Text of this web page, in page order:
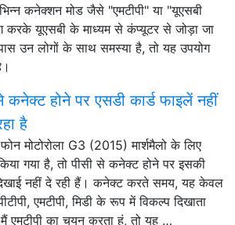
कनेक्शन मोड जैसे "एमटीपी" या "यूएसबी
करके यूएसबी के माध्यम से कंप्यूटर से जोड़ा जा
उन लोगों के साथ समस्या है, तो यह उपयोग
कनेक्ट होने पर एसडी कार्ड फाइलें नहीं
है
मोटोरोला G3 (2015) मार्शमैलो के लिए
गया है, तो पीसी से कनेक्ट होने पर इसकी
नहीं दे रही हैं। कनेक्ट करते समय, यह केवल
एमटीपी, मिडी के रूप में विकल्प दिखाता
एमटीपी का चयन करता हूं, तो यह …